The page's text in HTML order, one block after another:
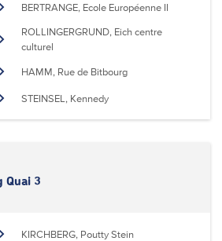
BERTRANGE, Ecole Européenne II
ROLLINGERGRUND, Eich centre
culturel
HAMM, Rue de Bitbourg
STEINSEL, Kennedy
Quai 3
KIRCHBERG, Poutty Stein